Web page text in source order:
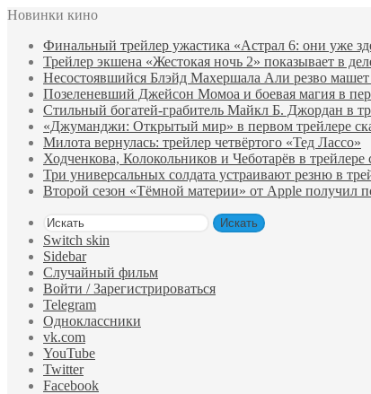
Новинки кино
Финальный трейлер ужастика «Астрал 6: они уже
Трейлер экшена «Жестокая ночь 2» показывает в
Несостоявшийся Блэйд Махершала Али резво машет
Позеленевший Джейсон Момоа и боевая магия в
Стильный богатей-грабитель Майкл Б. Джордан в
«Джуманджи: Открытый мир» в первом трейлере
Милота вернулась: трейлер четвёртого «Тед Лассо»
Ходченкова, Колокольников и Чеботарёв в
Три универсальных солдата устраивают резню в
Второй сезон «Тёмной материи» от Apple получил
Искать
Switch skin
Sidebar
Случайный фильм
Войти / Зарегистрироваться
Telegram
Одноклассники
vk.com
YouTube
Twitter
Facebook